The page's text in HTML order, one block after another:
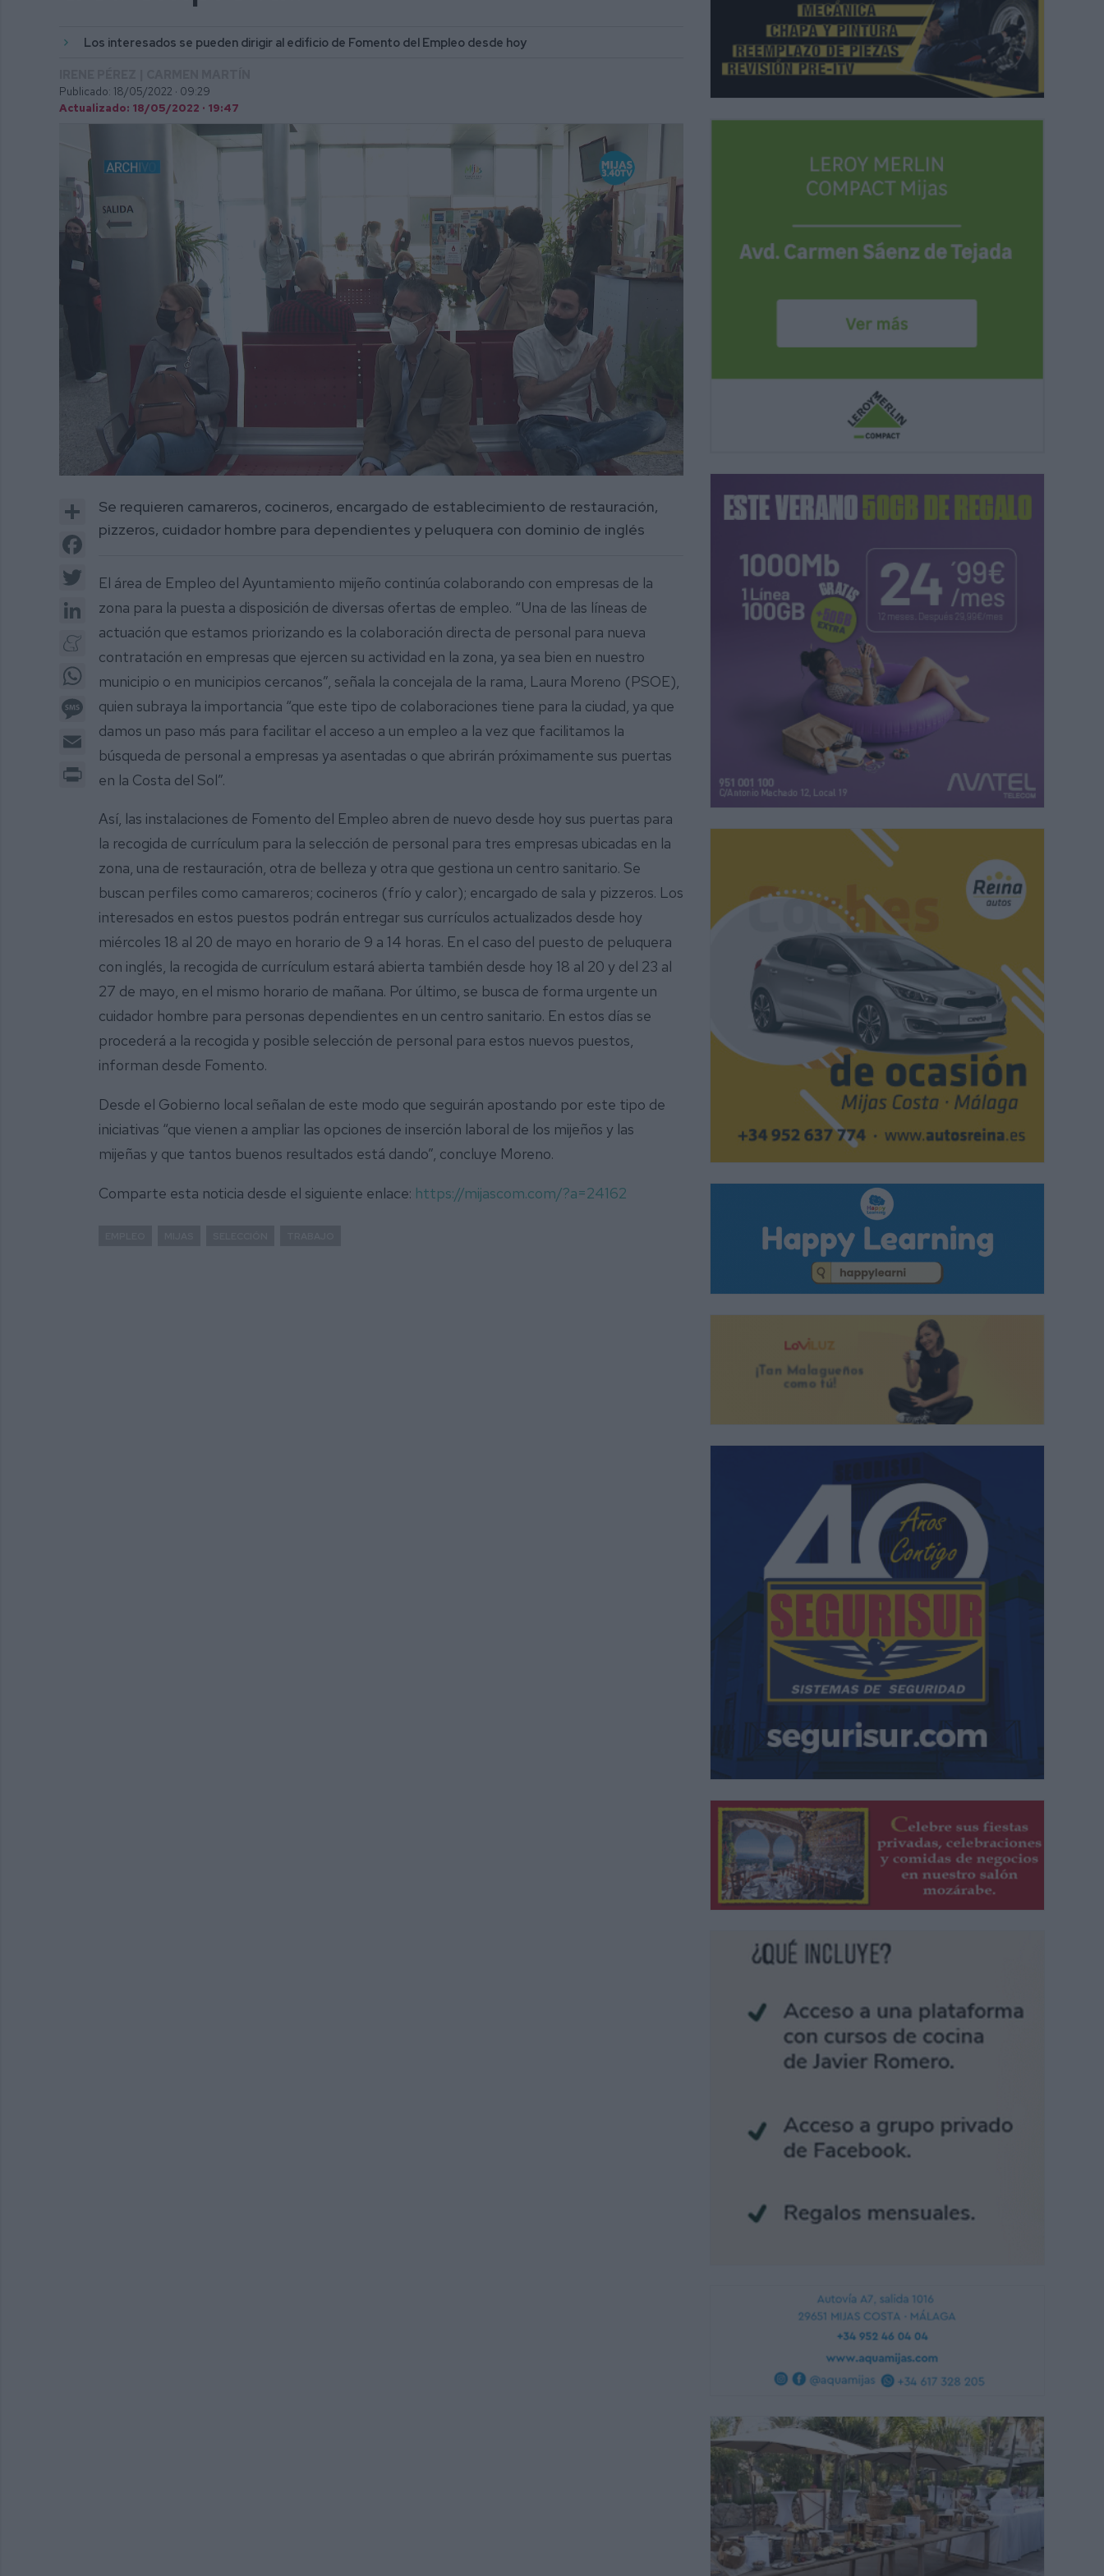
Los interesados se pueden dirigir al edificio de Fomento del Empleo desde hoy
Publicado: 18/05/2022 · 09:29
Actualizado: 18/05/2022 · 19:47
1
minute,
50
seconds
Share
Facebook
LinkedIn
Meneame
Message
Email
Se requieren camareros, cocineros, encargado de establecimiento de restauración,
pizzeros, cuidador hombre para dependientes y peluquera con dominio de inglés
El área de Empleo del Ayuntamiento mijeño continúa colaborando con empresas de la
zona para la puesta a disposición de diversas ofertas de empleo. “Una de las líneas de
actuación que estamos priorizando es la colaboración directa de personal para nueva
contratación en empresas que ejercen su actividad en la zona, ya sea bien en nuestro
municipio o en municipios cercanos”, señala la concejala de la rama, Laura Moreno (PSOE),
quien subraya la importancia “que este tipo de colaboraciones tiene para la ciudad, ya que
damos un paso más para facilitar el acceso a un empleo a la vez que facilitamos la
búsqueda de personal a empresas ya asentadas o que abrirán próximamente sus puertas
en la Costa del Sol”.
Así, las instalaciones de Fomento del Empleo abren de nuevo desde hoy sus puertas para
la recogida de currículum para la selección de personal para tres empresas ubicadas en la
zona, una de restauración, otra de belleza y otra que gestiona un centro sanitario. Se
buscan perfiles como camareros; cocineros (frío y calor); encargado de sala y pizzeros. Los
interesados en estos puestos podrán entregar sus currículos actualizados desde hoy
miércoles 18 al 20 de mayo en horario de 9 a 14 horas. En el caso del puesto de peluquera
con inglés, la recogida de currículum estará abierta también desde hoy 18 al 20 y del 23 al
27 de mayo, en el mismo horario de mañana. Por último, se busca de forma urgente un
cuidador hombre para personas dependientes en un centro sanitario. En estos días se
procederá a la recogida y posible selección de personal para estos nuevos puestos,
informan desde Fomento.
Desde el Gobierno local señalan de este modo que seguirán apostando por este tipo de
iniciativas “que vienen a ampliar las opciones de inserción laboral de los mijeños y las
mijeñas y que tantos buenos resultados está dando”, concluye Moreno.
Comparte esta noticia desde el siguiente enlace: https://mijascom.com/?a=24162